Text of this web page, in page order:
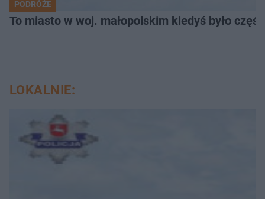
PODRÓŻE
To miasto w woj. małopolskim kiedyś było
LOKALNIE: